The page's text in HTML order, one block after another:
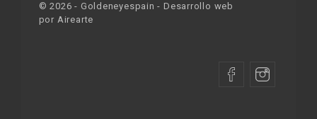
©2026 - Goldeneyespain - Desarrollo web
por Airearte